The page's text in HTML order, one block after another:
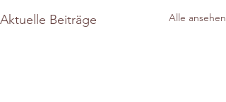
Aktuelle Beiträge Alle ansehen